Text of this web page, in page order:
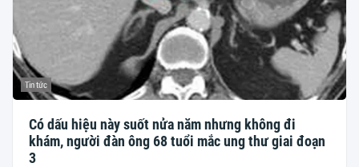
Tin tức
Có dấu hiệu này suốt nửa năm nhưng không đi
khám, người đàn ông 68 tuổi mắc ung thư giai đoạn
3